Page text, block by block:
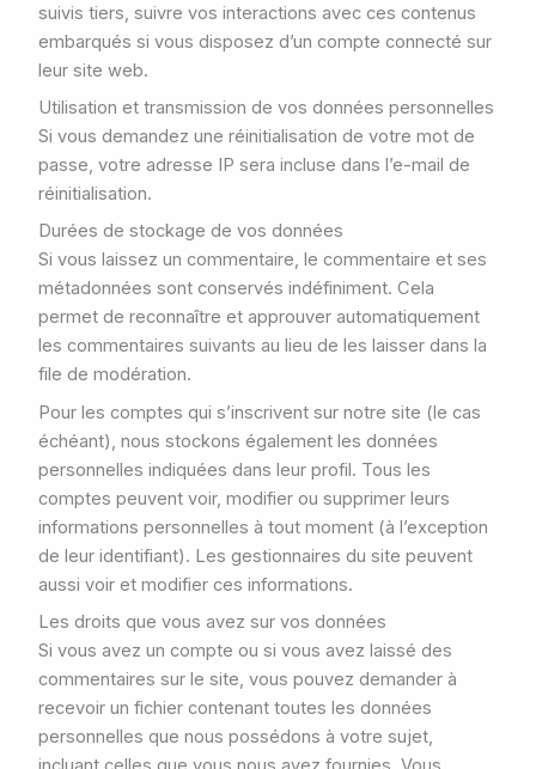
suivis tiers, suivre vos interactions avec ces contenus
embarqués si vous disposez d’un compte connecté sur
leur site web.
Utilisation et transmission de vos données personnelles
Si vous demandez une réinitialisation de votre mot de
passe, votre adresse IP sera incluse dans l’e-mail de
réinitialisation.
Durées de stockage de vos données
Si vous laissez un commentaire, le commentaire et ses
métadonnées sont conservés indéfiniment. Cela
permet de reconnaître et approuver automatiquement
les commentaires suivants au lieu de les laisser dans la
file de modération.
Pour les comptes qui s’inscrivent sur notre site (le cas
échéant), nous stockons également les données
personnelles indiquées dans leur profil. Tous les
comptes peuvent voir, modifier ou supprimer leurs
informations personnelles à tout moment (à l’exception
de leur identifiant). Les gestionnaires du site peuvent
aussi voir et modifier ces informations.
Les droits que vous avez sur vos données
Si vous avez un compte ou si vous avez laissé des
commentaires sur le site, vous pouvez demander à
recevoir un fichier contenant toutes les données
personnelles que nous possédons à votre sujet,